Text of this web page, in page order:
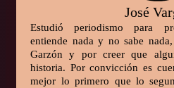
José
Estudió periodismo para
entiende nada y no sabe
Garzón y por creer que
historia. Por convicción es
mejor lo primero que lo